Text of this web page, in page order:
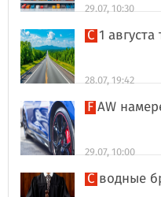
29.07, 10:30
С 1
28.07, 19:42
FAW
29.07, 10:00
Сводные